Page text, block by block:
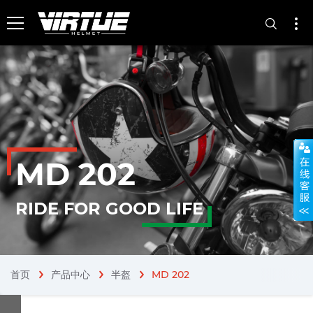
MD 202
RIDE FOR GOOD LIFE
首页 chevron_right
产品中心 半盔 MD 202